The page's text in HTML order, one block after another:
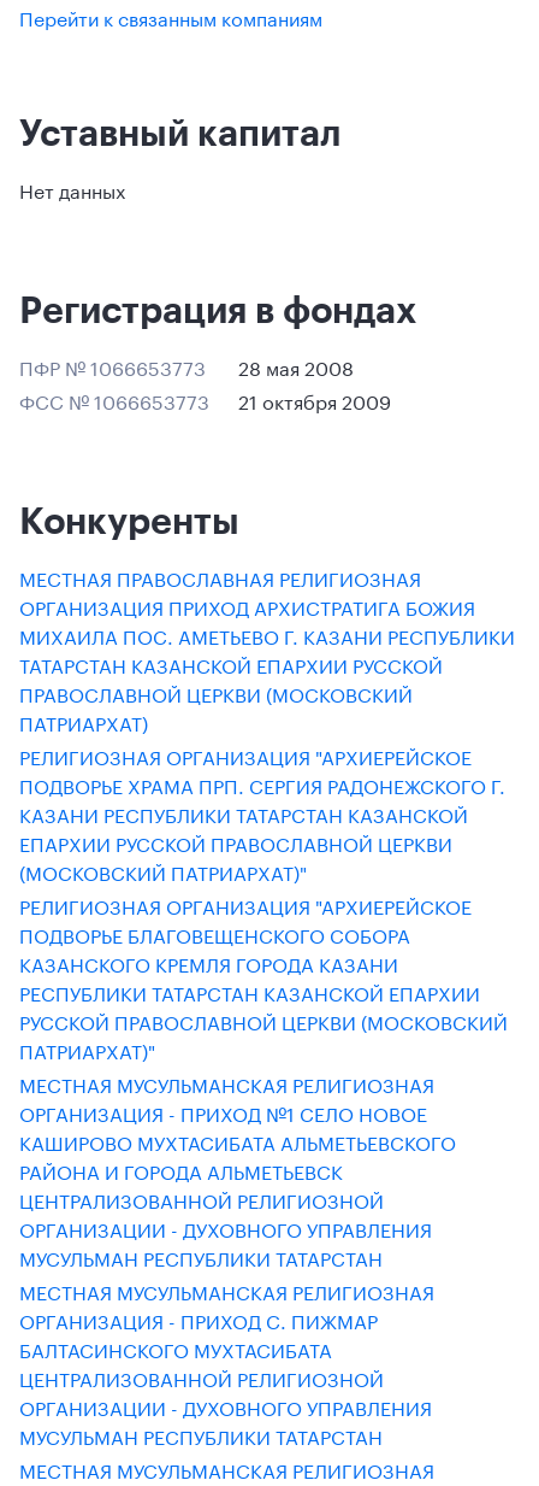
Перейти к связанным компаниям
Уставный капитал
Нет данных
Регистрация в фондах
ПФР № 1066653773
28 мая 2008
ФСС № 1066653773
21 октября 2009
Конкуренты
МЕСТНАЯ ПРАВОСЛАВНАЯ РЕЛИГИОЗНАЯ
ОРГАНИЗАЦИЯ ПРИХОД АРХИСТРАТИГА БОЖИЯ
МИХАИЛА ПОС. АМЕТЬЕВО Г. КАЗАНИ РЕСПУБЛИКИ
ТАТАРСТАН КАЗАНСКОЙ ЕПАРХИИ РУССКОЙ
ПРАВОСЛАВНОЙ ЦЕРКВИ (МОСКОВСКИЙ
ПАТРИАРХАТ)
РЕЛИГИОЗНАЯ ОРГАНИЗАЦИЯ "АРХИЕРЕЙСКОЕ
ПОДВОРЬЕ ХРАМА ПРП. СЕРГИЯ РАДОНЕЖСКОГО Г.
КАЗАНИ РЕСПУБЛИКИ ТАТАРСТАН КАЗАНСКОЙ
ЕПАРХИИ РУССКОЙ ПРАВОСЛАВНОЙ ЦЕРКВИ
(МОСКОВСКИЙ ПАТРИАРХАТ)"
РЕЛИГИОЗНАЯ ОРГАНИЗАЦИЯ "АРХИЕРЕЙСКОЕ
ПОДВОРЬЕ БЛАГОВЕЩЕНСКОГО СОБОРА
КАЗАНСКОГО КРЕМЛЯ ГОРОДА КАЗАНИ
РЕСПУБЛИКИ ТАТАРСТАН КАЗАНСКОЙ ЕПАРХИИ
РУССКОЙ ПРАВОСЛАВНОЙ ЦЕРКВИ (МОСКОВСКИЙ
ПАТРИАРХАТ)"
МЕСТНАЯ МУСУЛЬМАНСКАЯ РЕЛИГИОЗНАЯ
ОРГАНИЗАЦИЯ - ПРИХОД №1 СЕЛО НОВОЕ
КАШИРОВО МУХТАСИБАТА АЛЬМЕТЬЕВСКОГО
РАЙОНА И ГОРОДА АЛЬМЕТЬЕВСК
ЦЕНТРАЛИЗОВАННОЙ РЕЛИГИОЗНОЙ
ОРГАНИЗАЦИИ - ДУХОВНОГО УПРАВЛЕНИЯ
МУСУЛЬМАН РЕСПУБЛИКИ ТАТАРСТАН
МЕСТНАЯ МУСУЛЬМАНСКАЯ РЕЛИГИОЗНАЯ
ОРГАНИЗАЦИЯ - ПРИХОД С. ПИЖМАР
БАЛТАСИНСКОГО МУХТАСИБАТА
ЦЕНТРАЛИЗОВАННОЙ РЕЛИГИОЗНОЙ
ОРГАНИЗАЦИИ - ДУХОВНОГО УПРАВЛЕНИЯ
МУСУЛЬМАН РЕСПУБЛИКИ ТАТАРСТАН
МЕСТНАЯ МУСУЛЬМАНСКАЯ РЕЛИГИОЗНАЯ